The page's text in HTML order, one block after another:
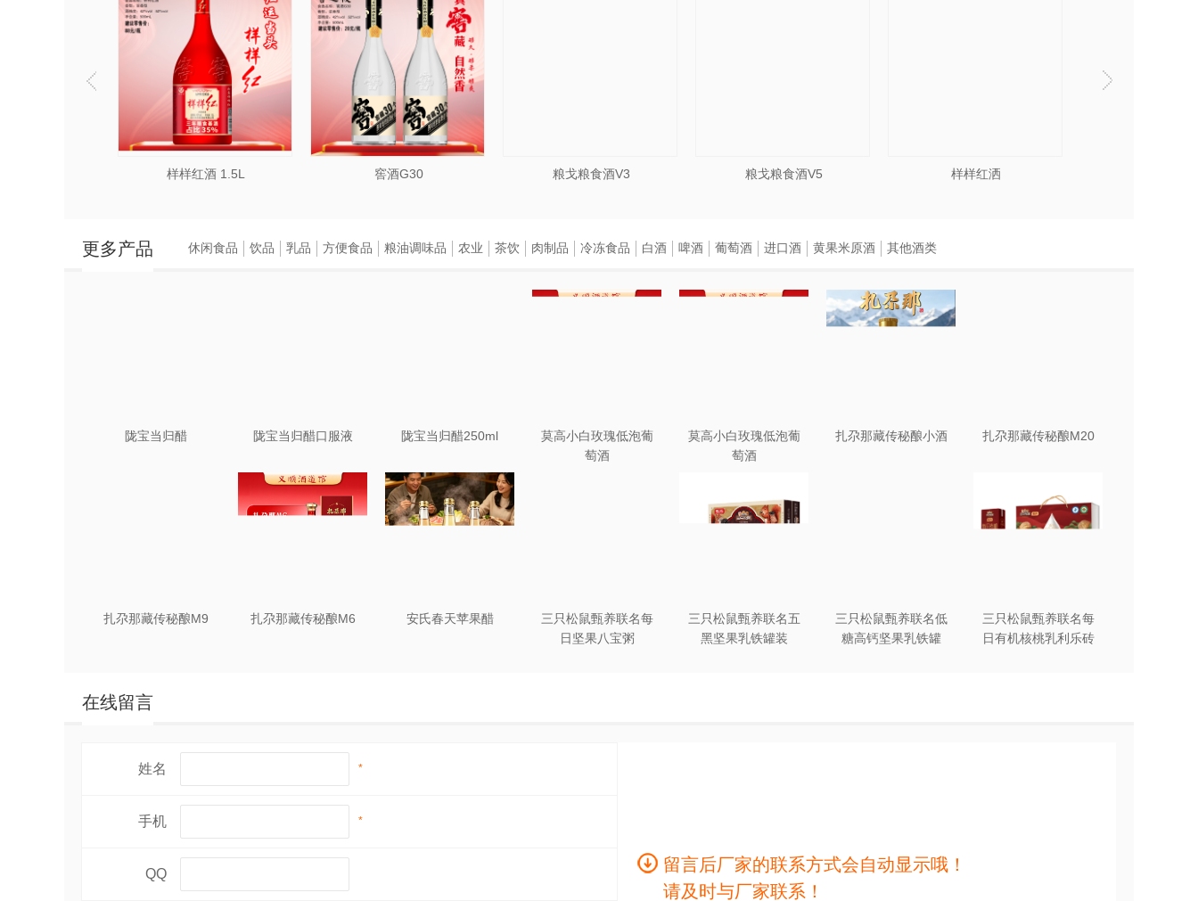
样样红酒 1.5L 窖酒G30 粮戈粮食酒V3 粮戈粮食酒V5 样样红洒
更多产品
陇宝当归醋 陇宝当归醋口服液 陇宝当归醋250ml
莫高小白玫瑰低泡葡
萄酒
莫高小白玫瑰低泡葡
萄酒
扎尕那藏传秘酿小酒 扎尕那藏传秘酿M20
扎尕那藏传秘酿M9 扎尕那藏传秘酿M6 安氏春天苹果醋
三只松鼠甄养联名每
日坚果八宝粥
三只松鼠甄养联名五
黑坚果乳铁罐装
三只松鼠甄养联名低
糖高钙坚果乳铁罐
三只松鼠甄养联名每
日有机核桃乳利乐砖
休闲食品 饮品 乳品 方便食品 粮油调味品 农业 茶饮 肉制品 冷冻食品 白酒 啤酒 葡萄酒 进口酒 黄果米原酒 其他酒类
在线留言
姓名 *
手机 *
QQ
留言后厂家的联系方式会自动显示哦！
请及时与厂家联系！